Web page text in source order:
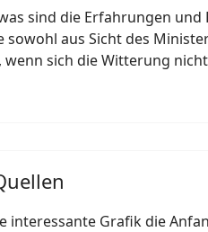
was sind die Erfahrungen
sowohl aus Sicht des
sich die Witterung
interessante Grafik die